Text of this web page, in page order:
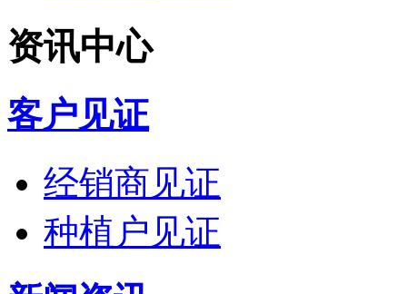
资讯中心
客户见证
经销商见证
种植户见证